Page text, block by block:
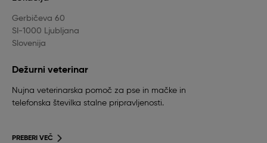
Gerbičeva 60
SI-1000 Ljubljana
Slovenija
Dežurni veterinar
Nujna veterinarska pomoč za pse in mačke in
telefonska številka stalne pripravljenosti.
PREBERI VEČ